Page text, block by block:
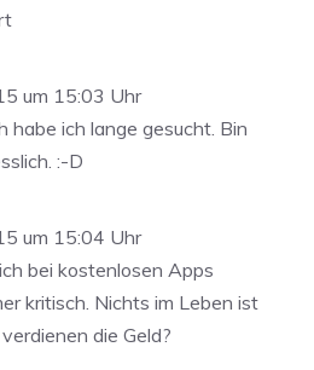
um 15:03 Uhr
habe ich lange gesucht. Bin
:-D
um 15:04 Uhr
bei kostenlosen Apps
kritisch. Nichts im Leben ist
die Geld?